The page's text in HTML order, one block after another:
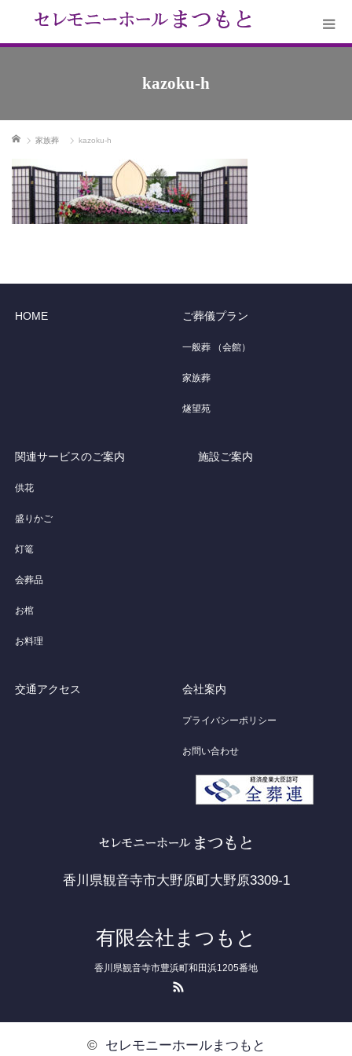
kazoku-h
ホーム 家族葬 kazoku-h
HOME ご葬儀プラン
一般葬 （会館）
家族葬
燧望苑
関連サービスのご案内
供花
盛りかご
灯篭
会葬品
お棺
お料理
施設ご案内
交通アクセス 会社案内
プライバシーポリシー
お問い合わせ
香川県観音寺市大野原町大野原3309-1
有限会社まつもと
香川県観音寺市豊浜町和田浜1205番地
© セレモニーホールまつもと